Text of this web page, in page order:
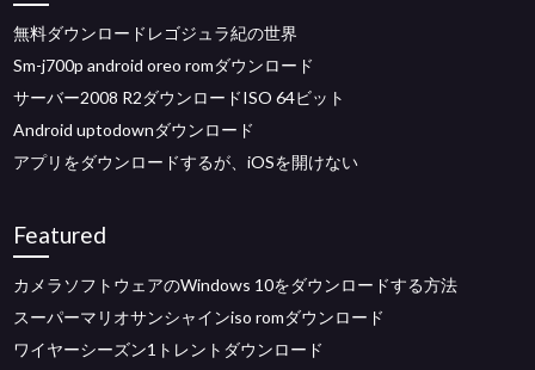
無料ダウンロードレゴジュラ紀の世界
Sm-j700p android oreo romダウンロード
サーバー2008 R2ダウンロードISO 64ビット
Android uptodownダウンロード
アプリをダウンロードするが、iOSを開けない
Featured
カメラソフトウェアのWindows 10をダウンロードする方法
スーパーマリオサンシャインiso romダウンロード
ワイヤーシーズン1トレントダウンロード